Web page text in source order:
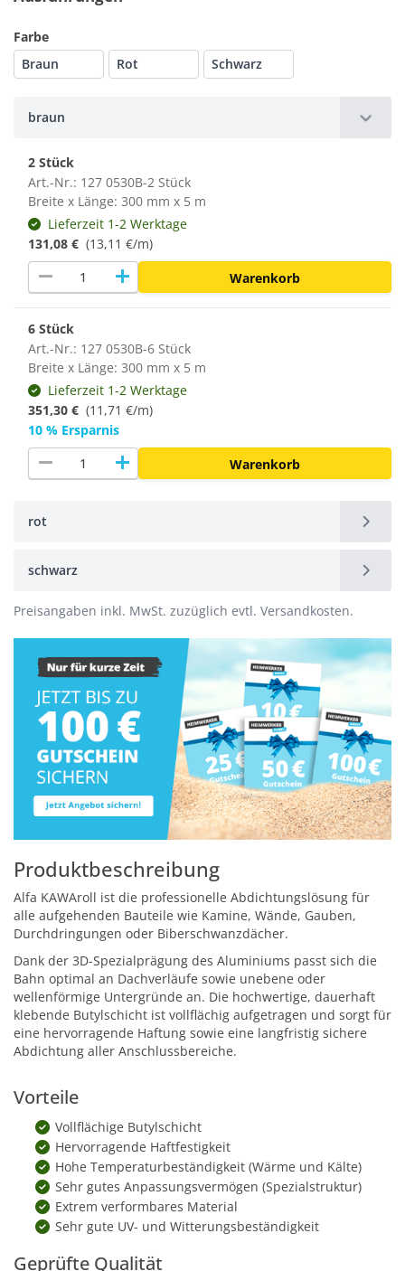
Farbe
Braun
Rot Schwarz
braun
2 Stück
Art.-Nr.: 127 0530B-2 Stück
Breite x Länge: 300 mm x 5 m
Lieferzeit 1-2 Werktage
131,08 € (13,11 €/m)
remove add Warenkorb
6 Stück
Art.-Nr.: 127 0530B-6 Stück
Breite x Länge: 300 mm x 5 m
Lieferzeit 1-2 Werktage
351,30 € (11,71 €/m)
10 % Ersparnis
remove add Warenkorb
rot
schwarz
Preisangaben inkl. MwSt. zuzüglich evtl. Versandkosten.
Produktbeschreibung
Alfa KAWAroll ist die professionelle Abdichtungslösung für
alle aufgehenden Bauteile wie Kamine, Wände, Gauben,
Durchdringungen oder Biberschwanzdächer.
Dank der 3D-Spezialprägung des Aluminiums passt sich die
Bahn optimal an Dachverläufe sowie unebene oder
wellenförmige Untergründe an. Die hochwertige, dauerhaft
klebende Butylschicht ist vollflächig aufgetragen und sorgt für
eine hervorragende Haftung sowie eine langfristig sichere
Abdichtung aller Anschlussbereiche.
Vorteile
Vollflächige Butylschicht
Hervorragende Haftfestigkeit
Hohe Temperaturbeständigkeit (Wärme und Kälte)
Sehr gutes Anpassungsvermögen (Spezialstruktur)
Extrem verformbares Material
Sehr gute UV- und Witterungsbeständigkeit
Geprüfte Qualität